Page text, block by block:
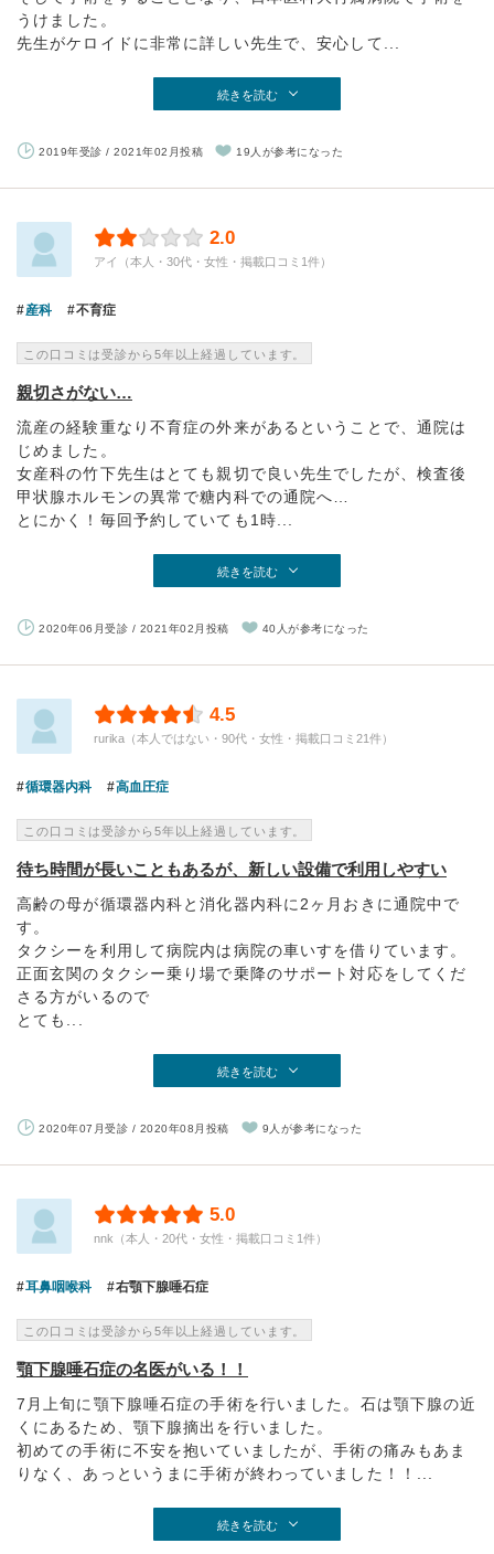
うけました。
先生がケロイドに非常に詳しい先生で、安心して...
続きを読む
2019年受診 / 2021年02月投稿 19人が参考になった
2.0
アイ（本人・30代・女性・掲載口コミ1件）
産科 不育症
この口コミは受診から5年以上経過しています。
親切さがない…
流産の経験重なり不育症の外来があるということで、通院は
じめました。
女産科の竹下先生はとても親切で良い先生でしたが、検査後
甲状腺ホルモンの異常で糖内科での通院へ…
とにかく！毎回予約していても1時...
続きを読む
2020年06月受診 / 2021年02月投稿 40人が参考になった
4.5
rurika（本人ではない・90代・女性・掲載口コミ21件）
循環器内科 高血圧症
この口コミは受診から5年以上経過しています。
待ち時間が長いこともあるが、新しい設備で利用しやすい
高齢の母が循環器内科と消化器内科に2ヶ月おきに通院中で
す。
タクシーを利用して病院内は病院の車いすを借りています。
正面玄関のタクシー乗り場で乗降のサポート対応をしてくだ
さる方がいるので
とても...
続きを読む
2020年07月受診 / 2020年08月投稿 9人が参考になった
5.0
nnk（本人・20代・女性・掲載口コミ1件）
耳鼻咽喉科 右顎下腺唾石症
この口コミは受診から5年以上経過しています。
顎下腺唾石症の名医がいる！！
7月上旬に顎下腺唾石症の手術を行いました。石は顎下腺の近
くにあるため、顎下腺摘出を行いました。
初めての手術に不安を抱いていましたが、手術の痛みもあま
りなく、あっというまに手術が終わっていました！！...
続きを読む